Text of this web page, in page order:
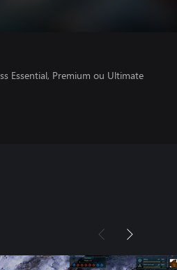
Essential, Premium ou Ultimate